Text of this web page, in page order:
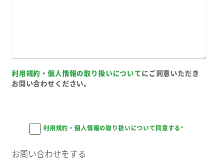
利用規約 ・個人情報の取り扱いについてにご同意いただき
お問い合わせください。
利用規約・個人情報の取り扱いについて同意する*